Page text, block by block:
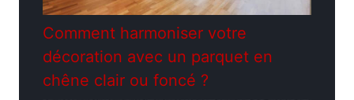
Comment harmoniser votre
décoration avec un parquet en
chêne clair ou foncé ?